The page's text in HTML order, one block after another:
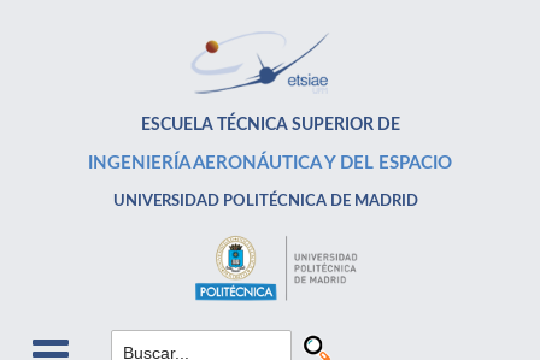
ESCUELA TÉCNICA SUPERIOR DE
INGENIERÍA AERONÁUTICA Y DEL ESPACIO
UNIVERSIDAD POLITÉCNICA DE MADRID